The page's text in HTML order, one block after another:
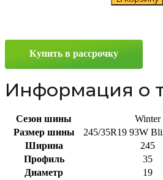
R19
Купить в рассрочку
Информация о
Сезон шины
Winter
Размер шины
245/35R19 93W
Ширина
245
Профиль
35
Диаметр
19